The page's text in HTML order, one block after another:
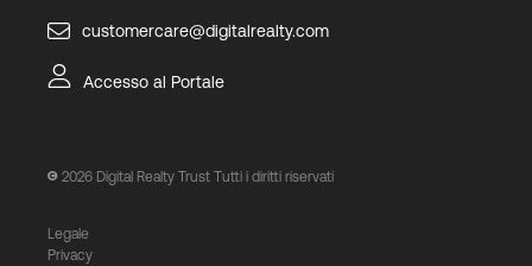
customercare@digitalrealty.com
Accesso al Portale
2026 Digital Realty Trust Tutti i diritti riservati
Legale
Privacy